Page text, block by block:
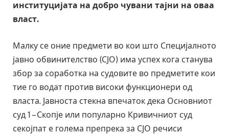
институцијата на добро чувани тајни на оваа
власт.
Малку се оние предмети во кои што Специјалното
јавно обвинителство (СЈО) има успех кога станува
збор за соработка на судовите во предметите кои
тие го водат против високи функционери од
власта. Јавноста стекна впечаток дека Основниот
суд 1 – Скопје или популарно Кривичниот суд
секојпат е голема препрека за СЈО речиси